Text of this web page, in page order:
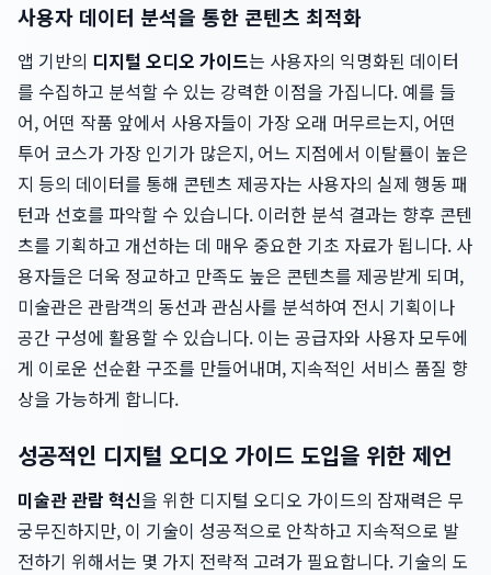
사용자 데이터 분석을 통한 콘텐츠 최적화
앱 기반의 디지털 오디오 가이드는 사용자의 익명화된 데이터
를 수집하고 분석할 수 있는 강력한 이점을 가집니다. 예를 들
어, 어떤 작품 앞에서 사용자들이 가장 오래 머무르는지, 어떤
투어 코스가 가장 인기가 많은지, 어느 지점에서 이탈률이 높은
지 등의 데이터를 통해 콘텐츠 제공자는 사용자의 실제 행동 패
턴과 선호를 파악할 수 있습니다. 이러한 분석 결과는 향후 콘텐
츠를 기획하고 개선하는 데 매우 중요한 기초 자료가 됩니다. 사
용자들은 더욱 정교하고 만족도 높은 콘텐츠를 제공받게 되며,
미술관은 관람객의 동선과 관심사를 분석하여 전시 기획이나
공간 구성에 활용할 수 있습니다. 이는 공급자와 사용자 모두에
게 이로운 선순환 구조를 만들어내며, 지속적인 서비스 품질 향
상을 가능하게 합니다.
성공적인 디지털 오디오 가이드 도입을 위한 제언
미술관 관람 혁신을 위한 디지털 오디오 가이드의 잠재력은 무
궁무진하지만, 이 기술이 성공적으로 안착하고 지속적으로 발
전하기 위해서는 몇 가지 전략적 고려가 필요합니다. 기술의 도